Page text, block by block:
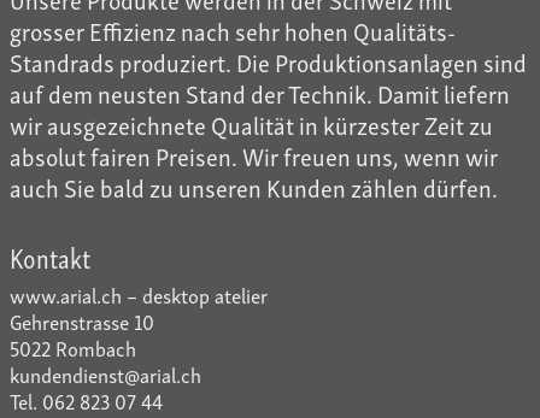
grosser Effizienz nach sehr hohen Qualitäts-
Standrads produziert. Die Produktionsanlagen sind
auf dem neusten Stand der Technik. Damit liefern
wir ausgezeichnete Qualität in kürzester Zeit zu
absolut fairen Preisen. Wir freuen uns, wenn wir
auch Sie bald zu unseren Kunden zählen dürfen.
Kontakt
www.arial.ch – desktop atelier
Gehrenstrasse 10
5022 Rombach
kundendienst@arial.ch
Tel. 062 823 07 44